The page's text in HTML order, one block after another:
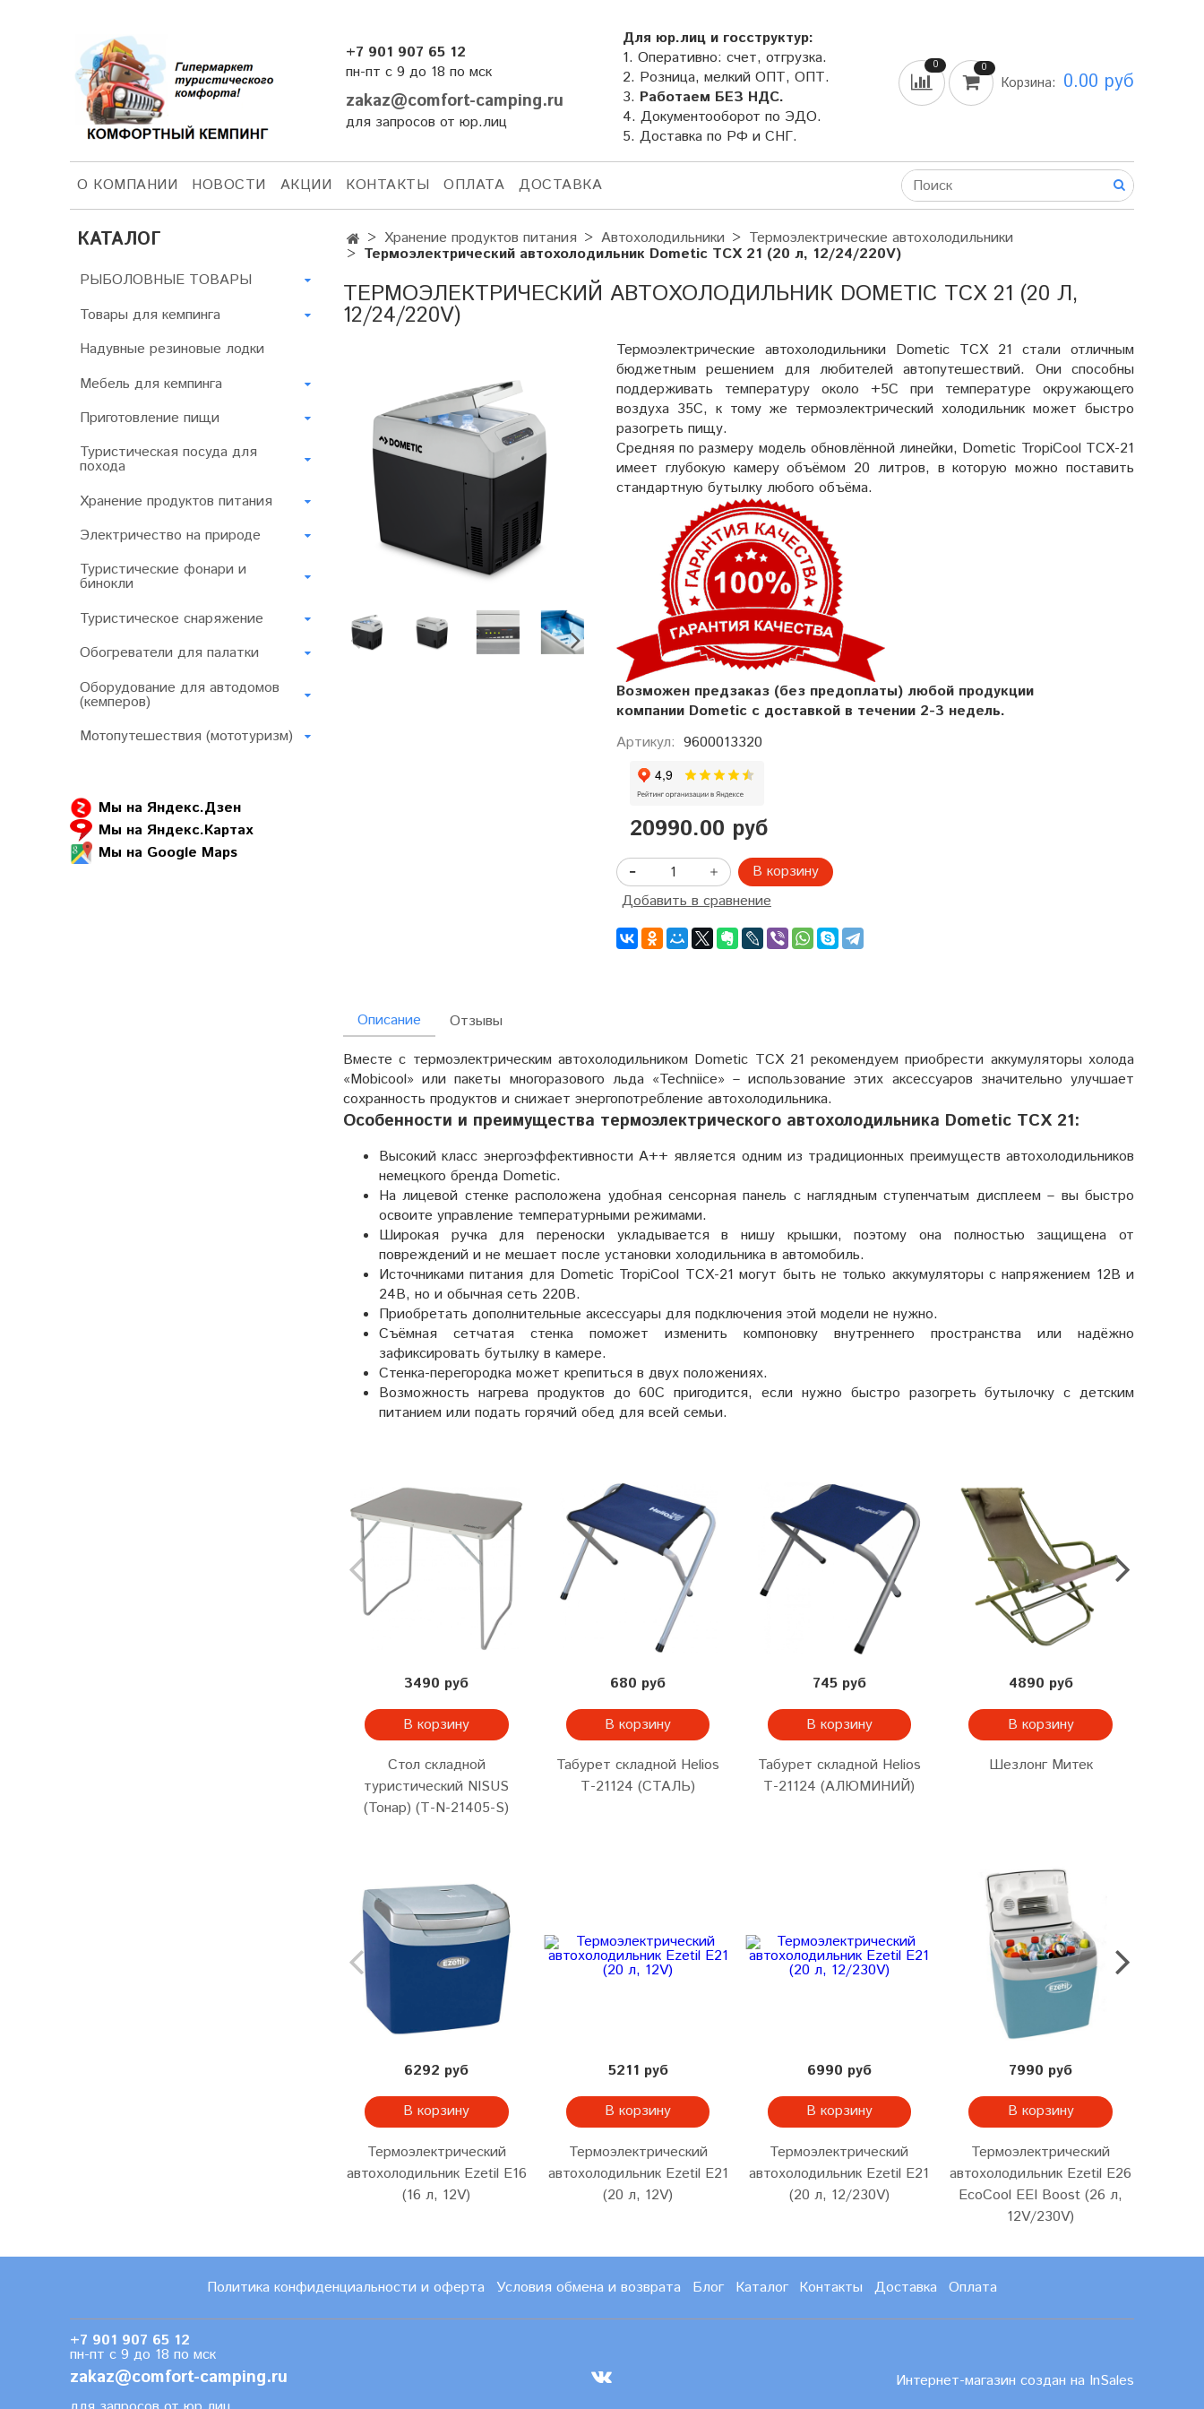
+7 901 907 65 12
пн-пт с 9 до 18 по мск
zakaz@comfort-camping.ru
для запросов от юр.лиц
Для юр.лиц и госструктур:
1. Оперативно: счет, отгрузка.
2. Розница, мелкий ОПТ, ОПТ.
3. Работаем БЕЗ НДС.
4. Документооборот по ЭДО.
5. Доставка по РФ и СНГ.
0 0
Корзина: 0.00 руб
О КОМПАНИИ НОВОСТИ АКЦИИ КОНТАКТЫ ОПЛАТА ДОСТАВКА
Хранение продуктов питания Автохолодильники Термоэлектрические автохолодильники
Термоэлектрический автохолодильник Dometic TCX 21 (20 л, 12/24/220V)
ТЕРМОЭЛЕКТРИЧЕСКИЙ АВТОХОЛОДИЛЬНИК DOMETIC TCX 21 (20 Л,
12/24/220V)
Термоэлектрические автохолодильники Dometic TCX 21 стали отличным
бюджетным решением для любителей автопутешествий. Они способны
поддерживать температуру около +5С при температуре окружающего
воздуха 35С, к тому же термоэлектрический холодильник может быстро
разогреть пищу.
Средняя по размеру модель обновлённой линейки, Dometic TropiCool TCX-21
имеет глубокую камеру объёмом 20 литров, в которую можно поставить
стандартную бутылку любого объёма.
Возможен предзаказ (без предоплаты) любой продукции
компании Dometic с доставкой в течении 2-3 недель.
Артикул: 9600013320
20990.00 руб
В корзину
Добавить в сравнение
Описание
Вместе с термоэлектрическим автохолодильником Dometic TCX 21 рекомендуем приобрести аккумуляторы холода
«Mobicool» или пакеты многоразового льда «Techniice» – использование этих аксессуаров значительно улучшает
сохранность продуктов и снижает энергопотребление автохолодильника.
Особенности и преимущества термоэлектрического автохолодильника Dometic TCX 21:
Высокий класс энергоэффективности A++ является одним из традиционных преимуществ автохолодильников
немецкого бренда Dometic.
На лицевой стенке расположена удобная сенсорная панель с наглядным ступенчатым дисплеем – вы быстро
освоите управление температурными режимами.
Широкая ручка для переноски укладывается в нишу крышки, поэтому она полностью защищена от
повреждений и не мешает после установки холодильника в автомобиль.
Источниками питания для Dometic TropiCool TCX-21 могут быть не только аккумуляторы с напряжением 12В и
24В, но и обычная сеть 220В.
Приобретать дополнительные аксессуары для подключения этой модели не нужно.
Съёмная сетчатая стенка поможет изменить компоновку внутреннего пространства или надёжно
зафиксировать бутылку в камере.
Стенка-перегородка может крепиться в двух положениях.
Возможность нагрева продуктов до 60С пригодится, если нужно быстро разогреть бутылочку с детским
питанием или подать горячий обед для всей семьи.
Отзывы
3490 руб
В корзину
Стол складной
туристический NISUS
(Тонар) (Т-N-21405-S)
680 руб
В корзину
Табурет складной Helios
Т-21124 (СТАЛЬ)
745 руб
В корзину
Табурет складной Helios
Т-21124 (АЛЮМИНИЙ)
4890 руб
В корзину
Шезлонг Митек
6292 руб
В корзину
Термоэлектрический
автохолодильник Ezetil E16
(16 л, 12V)
5211 руб
В корзину
Термоэлектрический
автохолодильник Ezetil E21
(20 л, 12V)
6990 руб
В корзину
Термоэлектрический
автохолодильник Ezetil E21
(20 л, 12/230V)
7990 руб
В корзину
Термоэлектрический
автохолодильник Ezetil E26
EcoCool EEI Boost (26 л,
12V/230V)
КАТАЛОГ
РЫБОЛОВНЫЕ ТОВАРЫ
Товары для кемпинга
Надувные резиновые лодки
Мебель для кемпинга
Приготовление пищи
Туристическая посуда для
похода
Хранение продуктов питания
Электричество на природе
Туристические фонари и
бинокли
Туристическое снаряжение
Обогреватели для палатки
Оборудование для автодомов
(кемперов)
Мотопутешествия (мототуризм)
Мы на Яндекс.Дзен
Мы на Яндекс.Картах
Мы на Google Maps
Политика конфиденциальности и оферта Условия обмена и возврата Блог Каталог Контакты Доставка Оплата
+7 901 907 65 12
пн-пт с 9 до 18 по мск
zakaz@comfort-camping.ru Интернет-магазин создан на InSales